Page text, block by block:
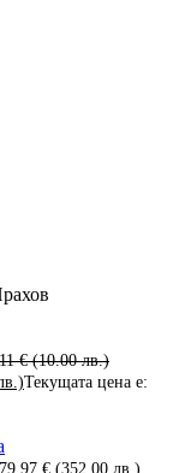
€ (10.00 лв.)
Текущата цена е:
€ (352.00 лв.)